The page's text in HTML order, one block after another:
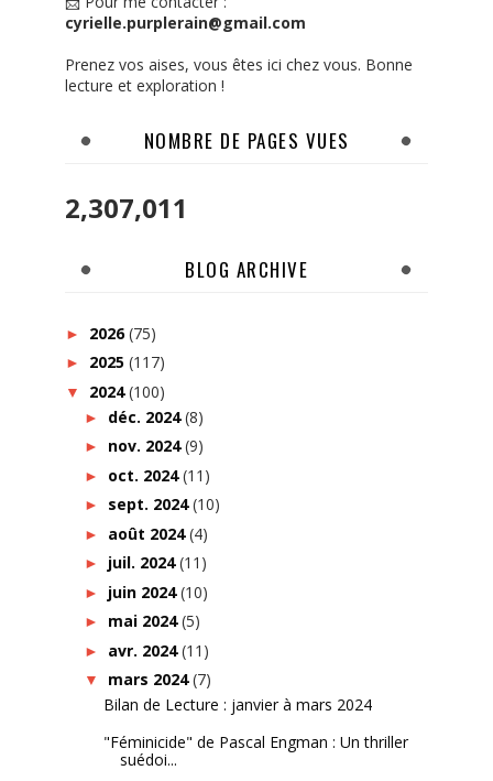
cyrielle.purplerain@gmail.com
Prenez vos aises, vous êtes ici chez vous. Bonne
lecture et exploration !
NOMBRE DE PAGES VUES
2,307,011
BLOG ARCHIVE
► 2026(75)
► 2025 (117)
▼ 2024(100)
► déc. 2024(8)
► nov. 2024(9)
► oct. 2024(11)
► sept. 2024(10)
► août 2024(4)
► juil. 2024(11)
► juin 2024(10)
► mai 2024(5)
► avr. 2024(11)
▼ mars 2024(7)
Bilan de Lecture : janvier à mars 2024
"Féminicide" de Pascal Engman : Un thriller
suédoi...